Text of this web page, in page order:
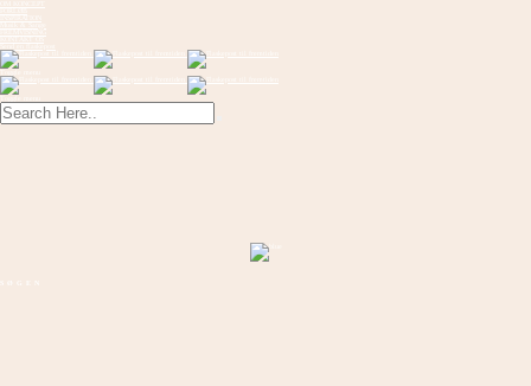
FORLØB
INSPIRATION
Musik & Sange
FREMVISNING
KONTAKT OS
Send en flaskepost
SØGEN